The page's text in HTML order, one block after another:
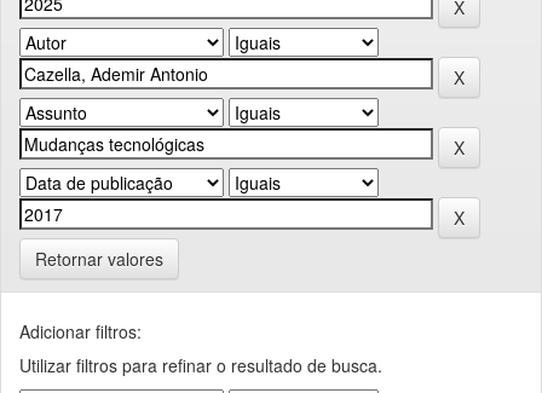
Retornar valores
Adicionar filtros:
Utilizar filtros para refinar o resultado de busca.